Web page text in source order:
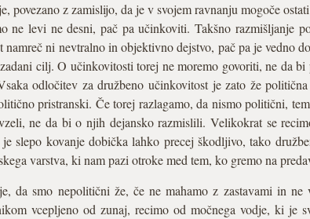
povezano z zamislijo, da je v svojem ravnanju mogoče
ne levi ne desni, pač pa učinko­viti. Takšno razmišljanje
namreč ni nevtralno in objektivno dejstvo, pač pa je vedno
cilj. O učinkovitosti torej ne moremo govoriti, ne da
odločitev za družbeno učinkovi­tost je zato že
pristranski. Če torej razlagamo, da nismo politični,
ne da bi o njih dejansko razmislili. Velikokrat se
slepo kovanje dobička lahko precej škodljivo, tako
varstva, ki nam pazi otroke med tem, ko gremo na
da smo nepolitični že, če ne mahamo z zastavami in
vcepljeno od zunaj, recimo od močne­ga vodje, ki